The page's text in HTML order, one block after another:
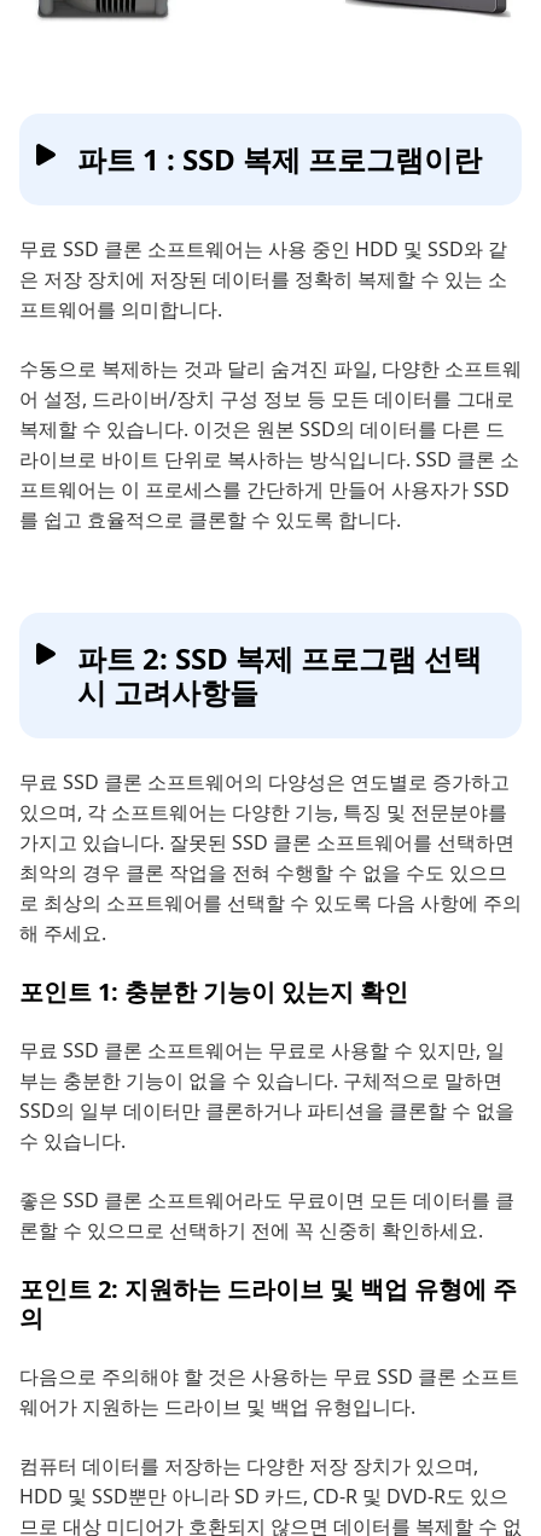
파트 1 : SSD 복제 프로그램이란
무료 SSD 클론 소프트웨어는 사용 중인 HDD 및 SSD와 같
은 저장 장치에 저장된 데이터를 정확히 복제할 수 있는 소
프트웨어를 의미합니다.
수동으로 복제하는 것과 달리 숨겨진 파일, 다양한 소프트웨
어 설정, 드라이버/장치 구성 정보 등 모든 데이터를 그대로
복제할 수 있습니다. 이것은 원본 SSD의 데이터를 다른 드
라이브로 바이트 단위로 복사하는 방식입니다. SSD 클론 소
프트웨어는 이 프로세스를 간단하게 만들어 사용자가 SSD
를 쉽고 효율적으로 클론할 수 있도록 합니다.
파트 2: SSD 복제 프로그램 선택
시 고려사항들
무료 SSD 클론 소프트웨어의 다양성은 연도별로 증가하고
있으며, 각 소프트웨어는 다양한 기능, 특징 및 전문분야를
가지고 있습니다. 잘못된 SSD 클론 소프트웨어를 선택하면
최악의 경우 클론 작업을 전혀 수행할 수 없을 수도 있으므
로 최상의 소프트웨어를 선택할 수 있도록 다음 사항에 주의
해 주세요.
포인트 1: 충분한 기능이 있는지 확인
무료 SSD 클론 소프트웨어는 무료로 사용할 수 있지만, 일
부는 충분한 기능이 없을 수 있습니다. 구체적으로 말하면
SSD의 일부 데이터만 클론하거나 파티션을 클론할 수 없을
수 있습니다.
좋은 SSD 클론 소프트웨어라도 무료이면 모든 데이터를 클
론할 수 있으므로 선택하기 전에 꼭 신중히 확인하세요.
포인트 2: 지원하는 드라이브 및 백업 유형에 주
의
다음으로 주의해야 할 것은 사용하는 무료 SSD 클론 소프트
웨어가 지원하는 드라이브 및 백업 유형입니다.
컴퓨터 데이터를 저장하는 다양한 저장 장치가 있으며,
HDD 및 SSD뿐만 아니라 SD 카드, CD-R 및 DVD-R도 있으
므로 대상 미디어가 호환되지 않으면 데이터를 복제할 수 없